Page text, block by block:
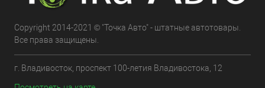
Copyright 2014-2021 © "Точка Авто" - штатные автотовары.
Все права защищены.
г. Владивосток, проспект 100-летия Владивостока, 12